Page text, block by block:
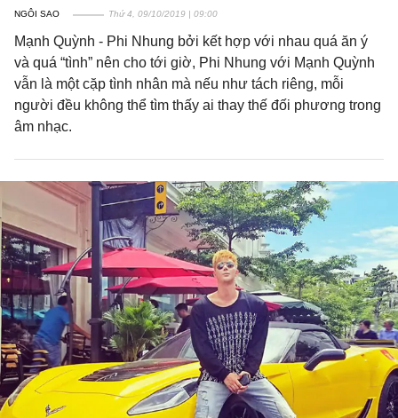
NGÔI SAO Thứ 4, 09/10/2019 | 09:00
Mạnh Quỳnh - Phi Nhung bởi kết hợp với nhau quá ăn ý
và quá “tình” nên cho tới giờ, Phi Nhung với Mạnh Quỳnh
vẫn là một cặp tình nhân mà nếu như tách riêng, mỗi
người đều không thể tìm thấy ai thay thế đối phương trong
âm nhạc.